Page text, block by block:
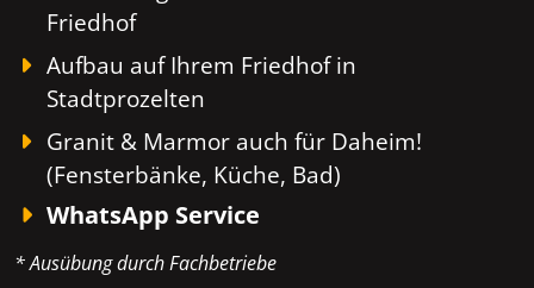
Friedhof
Aufbau auf Ihrem Friedhof in
Stadtprozelten
Granit & Marmor auch für Daheim!
(Fensterbänke, Küche, Bad)
WhatsApp Service
* Ausübung durch Fachbetriebe